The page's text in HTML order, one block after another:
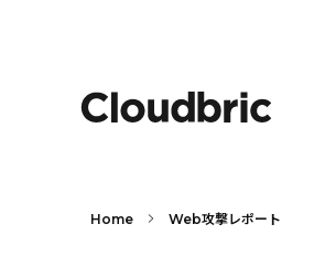
Home Web攻撃レポート